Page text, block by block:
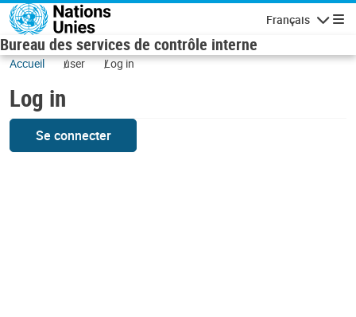
Skip to main content
Français
Bureau des services de contrôle interne
Accueil user Log in
Log in
Se connecter